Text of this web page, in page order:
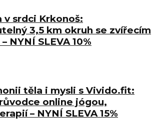
v srdci Krkonoš:
3,5 km okruh se zvířecím
NYNÍ SLEVA 10%
těla i mysli s Vivido.fit:
online jógou,
– NYNÍ SLEVA 15%